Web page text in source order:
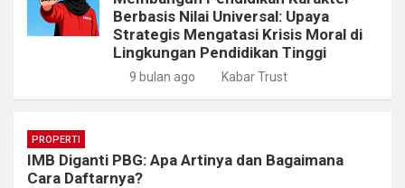
Berbasis Nilai Universal: Upaya
Strategis Mengatasi Krisis Moral di
Lingkungan Pendidikan Tinggi
9 bulan ago Kabar Trust
PROPERTI
IMB Diganti PBG: Apa Artinya dan Bagaimana
Cara Daftarnya?